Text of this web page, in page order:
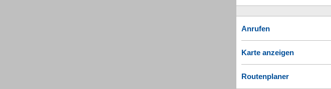
Anrufen
Karte anzeigen
Routenplaner